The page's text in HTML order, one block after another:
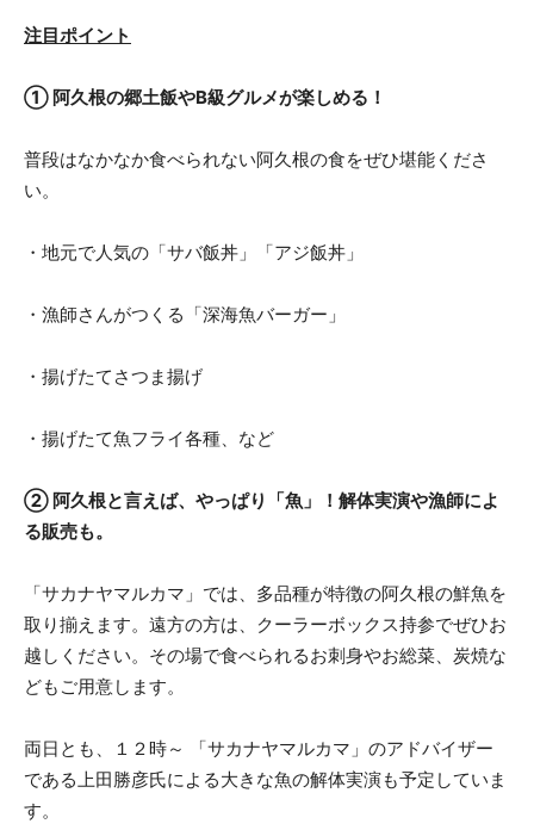
注目ポイント
① 阿久根の郷土飯やB級グルメが楽しめる！
普段はなかなか食べられない阿久根の食をぜひ堪能くださ
い。
・地元で人気の「サバ飯丼」「アジ飯丼」
・漁師さんがつくる「深海魚バーガー」
・揚げたてさつま揚げ
・揚げたて魚フライ各種、など
② 阿久根と言えば、やっぱり「魚」！解体実演や漁師によ
る販売も。
「サカナヤマルカマ」では、多品種が特徴の阿久根の鮮魚を
取り揃えます。遠方の方は、クーラーボックス持参でぜひお
越しください。その場で食べられるお刺身やお総菜、炭焼な
どもご用意します。
両日とも、１２時～ 「サカナヤマルカマ」のアドバイザー
である上田勝彦氏による大きな魚の解体実演も予定していま
す。